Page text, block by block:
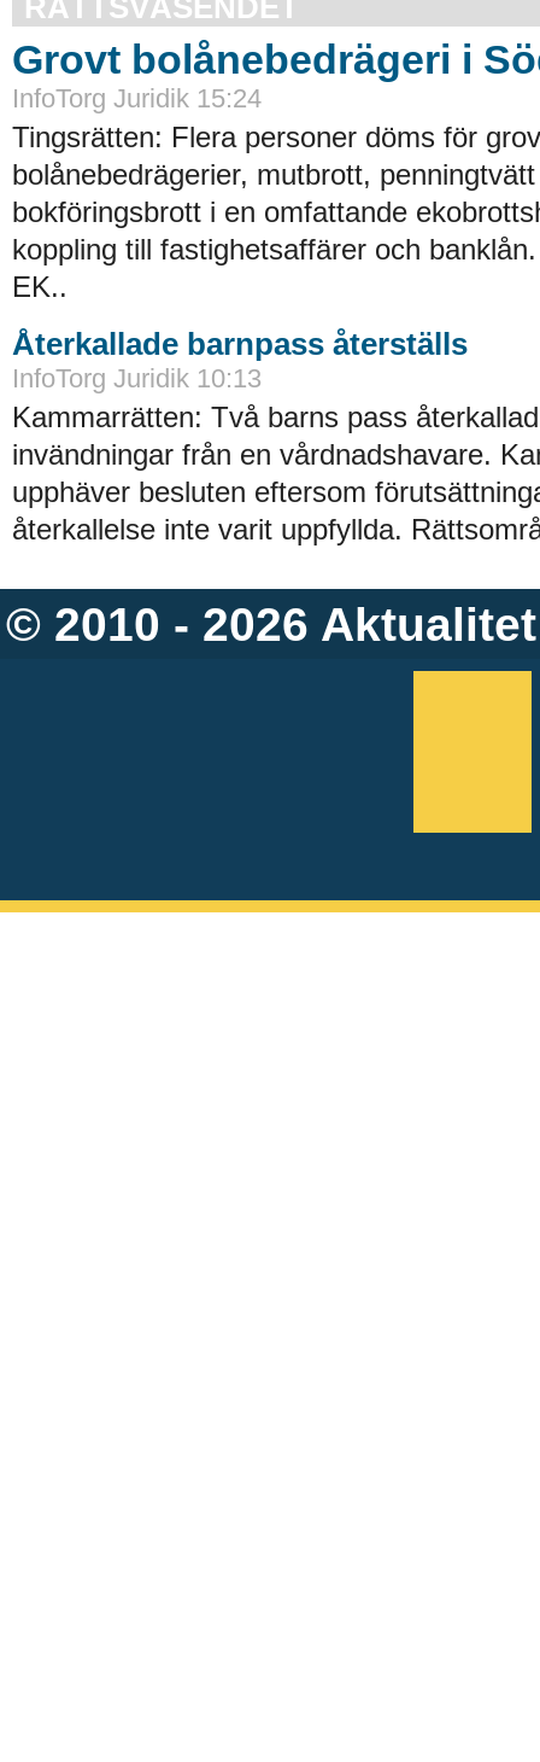
RÄTTSVÄSENDET
Grovt bolånebedrägeri i
InfoTorg Juridik 15:24
Tingsrätten: Flera personer döms för
bolånebedrägerier, mutbrott,
bokföringsbrott i en omfattande
koppling till fastighetsaffärer och
EK..
Återkallade barnpass återställs
InfoTorg Juridik 10:13
Kammarrätten: Två barns pass
invändningar från en vårdnadshavare.
upphäver besluten eftersom
återkallelse inte varit uppfyllda.
© 2010 - 2026 Aktualitet